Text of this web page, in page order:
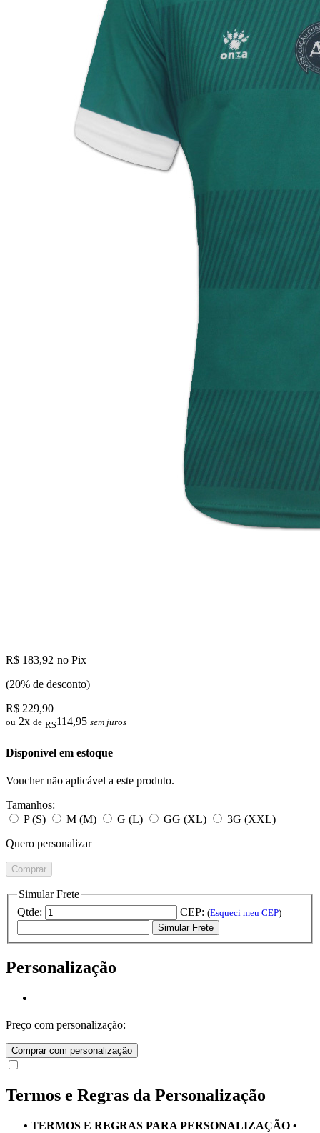
R$ 183,92 no Pix
(20% de desconto)
R$ 229,90
ou 2x de R$114,95 sem juros
Disponível em estoque
Voucher não aplicável a este produto.
Tamanhos:
P (S)
M (M) G (L) GG (XL)
3G (XXL)
Quero personalizar
Comprar
Simular Frete
Qtde:
CEP: (Esqueci meu CEP)
Simular Frete
Personalização
Preço com personalização:
Comprar com personalização
Termos e Regras da Personalização
• TERMOS E REGRAS PARA PERSONALIZAÇÃO •